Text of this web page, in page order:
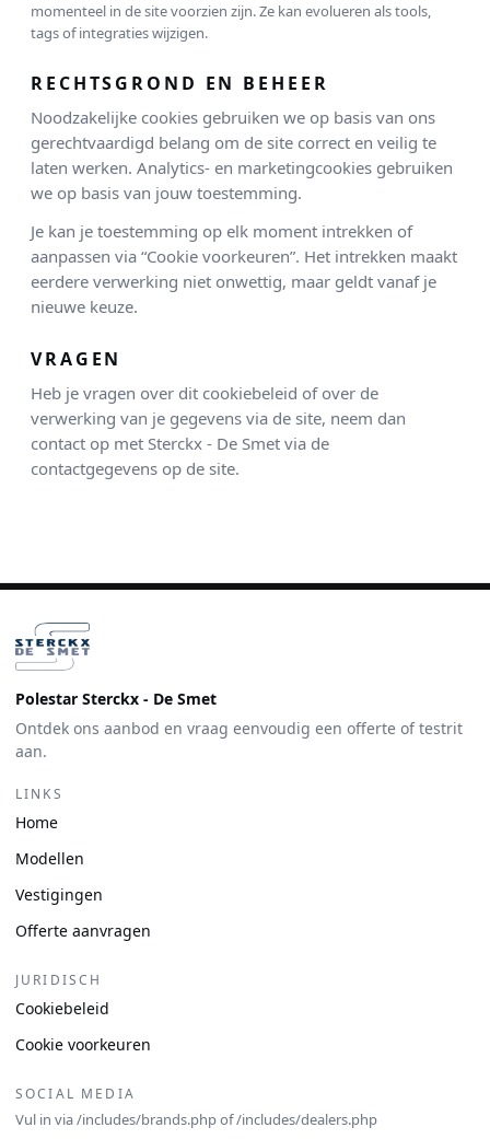
momenteel in de site voorzien zijn. Ze kan evolueren als tools,
tags of integraties wijzigen.
RECHTSGROND EN BEHEER
Noodzakelijke cookies gebruiken we op basis van ons
gerechtvaardigd belang om de site correct en veilig te
laten werken. Analytics- en marketingcookies gebruiken
we op basis van jouw toestemming.
Je kan je toestemming op elk moment intrekken of
aanpassen via “Cookie voorkeuren”. Het intrekken maakt
eerdere verwerking niet onwettig, maar geldt vanaf je
nieuwe keuze.
VRAGEN
Heb je vragen over dit cookiebeleid of over de
verwerking van je gegevens via de site, neem dan
contact op met Sterckx - De Smet via de
contactgegevens op de site.
Polestar Sterckx - De Smet
Ontdek ons aanbod en vraag eenvoudig een offerte of testrit
aan.
LINKS
Home
Modellen
Vestigingen
Offerte aanvragen
JURIDISCH
Cookiebeleid
Cookie voorkeuren
SOCIAL MEDIA
Vul in via /includes/brands.php of /includes/dealers.php